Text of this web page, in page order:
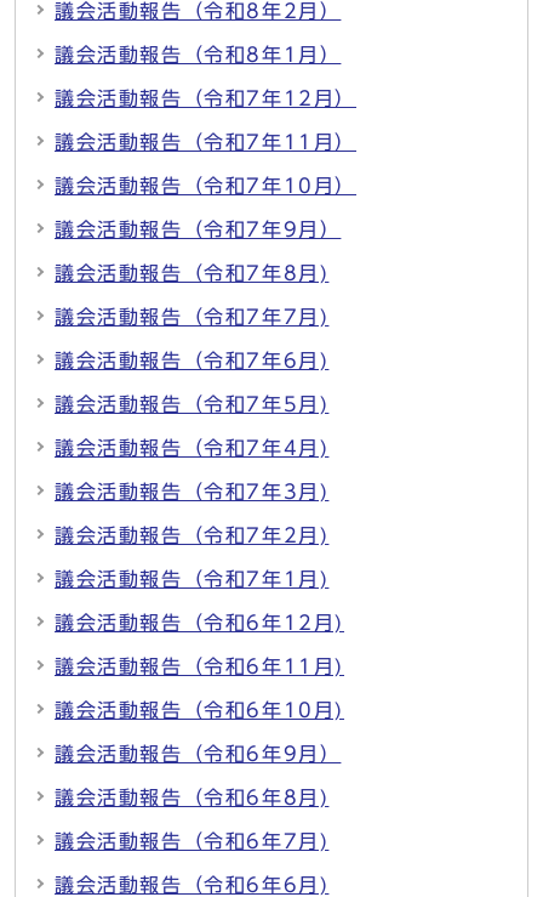
議会活動報告（令和8年2月）
議会活動報告（令和8年1月）
議会活動報告（令和7年12月）
議会活動報告（令和7年11月）
議会活動報告（令和7年10月）
議会活動報告（令和7年9月）
議会活動報告（令和7年8月)
議会活動報告（令和7年7月)
議会活動報告（令和7年6月)
議会活動報告（令和7年5月)
議会活動報告（令和7年4月)
議会活動報告（令和7年3月)
議会活動報告（令和7年2月)
議会活動報告（令和7年1月)
議会活動報告（令和6年12月)
議会活動報告（令和6年11月)
議会活動報告（令和6年10月)
議会活動報告（令和6年9月）
議会活動報告（令和6年8月)
議会活動報告（令和6年7月)
議会活動報告（令和6年6月)